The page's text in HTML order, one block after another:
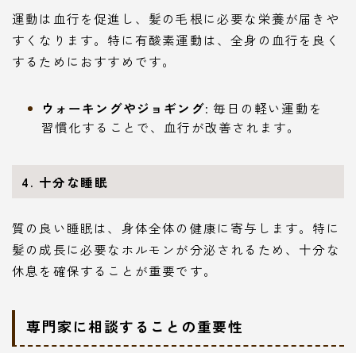
運動は血行を促進し、髪の毛根に必要な栄養が届きや
すくなります。特に有酸素運動は、全身の血行を良く
するためにおすすめです。
ウォーキングやジョギング: 毎日の軽い運動を
習慣化することで、血行が改善されます。
4. 十分な睡眠
質の良い睡眠は、身体全体の健康に寄与します。特に
髪の成長に必要なホルモンが分泌されるため、十分な
休息を確保することが重要です。
専門家に相談することの重要性